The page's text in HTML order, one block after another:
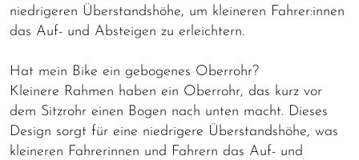
niedrigeren Überstandshöhe, um kleineren Fahrer:innen
das Auf- und Absteigen zu erleichtern.
Hat mein Bike ein gebogenes Oberrohr?
Kleinere Rahmen haben ein Oberrohr, das kurz vor
dem Sitzrohr einen Bogen nach unten macht. Dieses
Design sorgt für eine niedrigere Überstandshöhe, was
kleineren Fahrerinnen und Fahrern das Auf- und